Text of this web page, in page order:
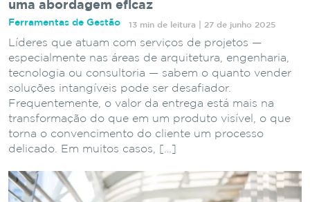
uma abordagem eficaz
Ferramentas de Gestão 13 min de leitura | 27 de junho 2025
Líderes que atuam com serviços de projetos —
especialmente nas áreas de arquitetura, engenharia,
tecnologia ou consultoria — sabem o quanto vender
soluções intangíveis pode ser desafiador.
Frequentemente, o valor da entrega está mais na
transformação do que em um produto visível, o que
torna o convencimento do cliente um processo
delicado. Em muitos casos, […]